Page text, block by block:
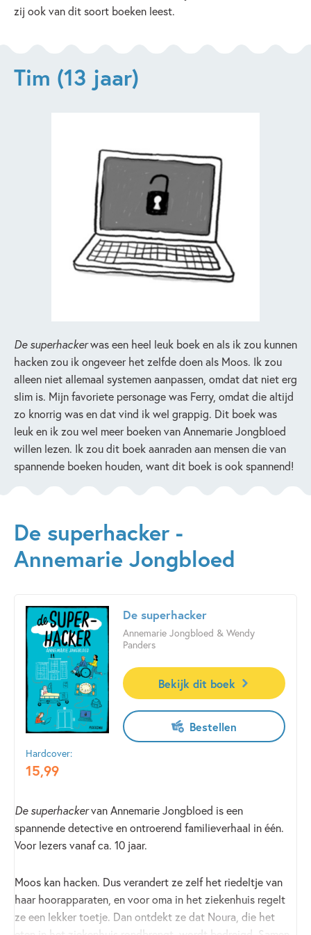
zij ook van dit soort boeken leest.
Tim (13 jaar)
De superhackerwas een heel leuk boek en als ik zou kunnen
hacken zou ik ongeveer het zelfde doen als Moos. Ik zou
alleen niet allemaal systemen aanpassen, omdat dat niet erg
slim is. Mijn favoriete personage was Ferry, omdat die altijd
zo knorrig was en dat vind ik wel grappig. Dit boek was
leuk en ik zou wel meer boeken van Annemarie Jongbloed
willen lezen. Ik zou dit boek aanraden aan mensen die van
spannende boeken houden, want dit boek is ook spannend!
De superhacker -
Annemarie Jongbloed
Hardcover:
15,99
De superhacker
Annemarie Jongbloed & Wendy
Panders
Bekijk dit boek
Bestellen
De superhackervan Annemarie Jongbloed is een
spannende detective en ontroerend familieverhaal in één.
Voor lezers vanaf ca. 10 jaar.
Moos kan hacken. Dus verandert ze zelf het riedeltje van
haar hoorapparaten, en voor oma in het ziekenhuis regelt
ze een lekker toetje. Dan ontdekt ze dat Noura, die het